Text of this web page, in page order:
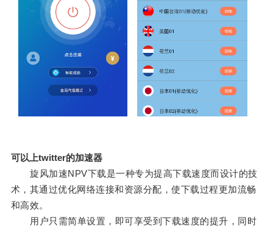
可以上twitter的加速器
旋风加速NPV下载是一种专为提高下载速度而设计的技
术，其通过优化网络连接和资源分配，使下载过程更加流畅
和高效。
用户只需简单设置，即可享受到下载速度的提升，同时